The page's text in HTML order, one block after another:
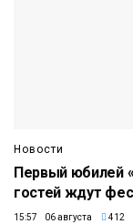
Новости
Первый юбилей
гостей ждут
15:57 06 августа 412